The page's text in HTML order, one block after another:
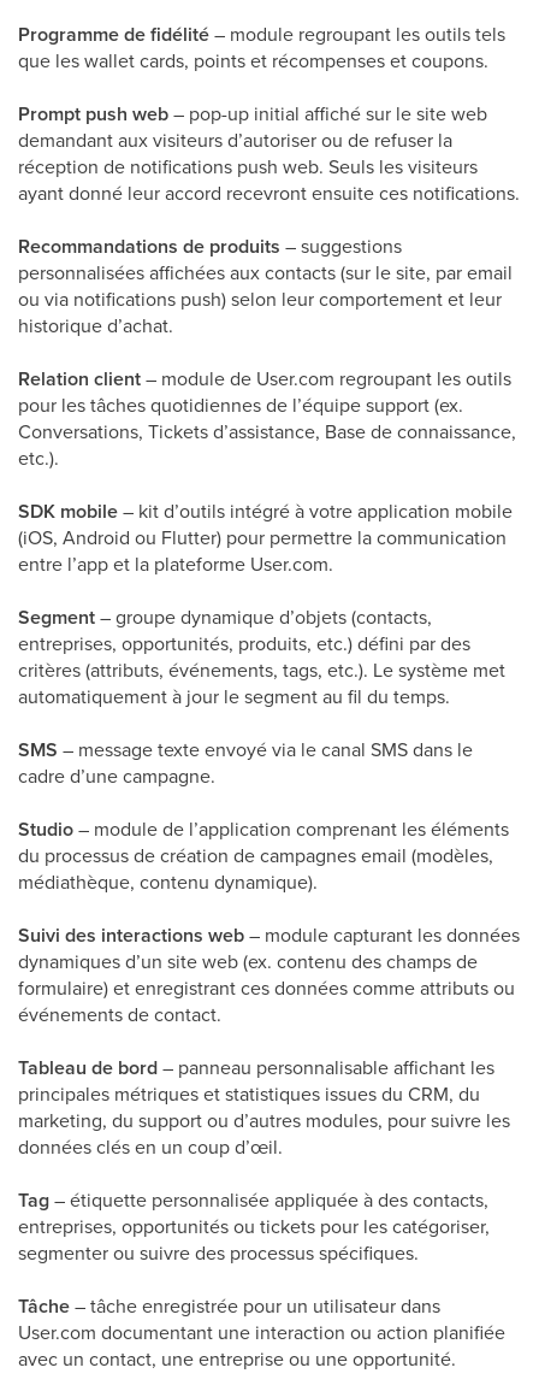
Programme de fidélité– module regroupant les outils tels
que les wallet cards, points et récompenses et coupons.
Prompt push web– pop-up initial affiché sur le site web
demandant aux visiteurs d’autoriser ou de refuser la
réception de notifications push web. Seuls les visiteurs
ayant donné leur accord recevront ensuite ces notifications.
Recommandations de produits – suggestions
personnalisées affichées aux contacts (sur le site, par email
ou via notifications push) selon leur comportement et leur
historique d’achat.
Relation client– module de User.com regroupant les outils
pour les tâches quotidiennes de l’équipe support (ex.
Conversations, Tickets d’assistance, Base de connaissance,
etc.).
SDK mobile– kit d’outils intégré à votre application mobile
(iOS, Android ou Flutter) pour permettre la communication
entre l’app et la plateforme User.com.
Segment– groupe dynamique d’objets (contacts,
entreprises, opportunités, produits, etc.) défini par des
critères (attributs, événements, tags, etc.). Le système met
automatiquement à jour le segment au fil du temps.
SMS – message texte envoyé via le canal SMS dans le
cadre d’une campagne.
Studio– module de l’application comprenant les éléments
du processus de création de campagnes email (modèles,
médiathèque, contenu dynamique).
Suivi des interactions web– module capturant les données
dynamiques d’un site web (ex. contenu des champs de
formulaire) et enregistrant ces données comme attributs ou
événements de contact.
Tableau de bord– panneau personnalisable affichant les
principales métriques et statistiques issues du CRM, du
marketing, du support ou d’autres modules, pour suivre les
données clés en un coup d’œil.
Tag– étiquette personnalisée appliquée à des contacts,
entreprises, opportunités ou tickets pour les catégoriser,
segmenter ou suivre des processus spécifiques.
Tâche– tâche enregistrée pour un utilisateur dans
User.com documentant une interaction ou action planifiée
avec un contact, une entreprise ou une opportunité.